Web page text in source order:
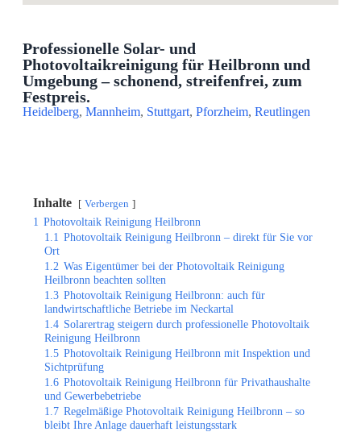
Professionelle Solar- und
Photovoltaikreinigung für Heilbronn und
Umgebung – schonend, streifenfrei, zum
Festpreis.
Heidelberg, Mannheim, Stuttgart, Pforzheim, Reutlingen
Inhalte Verbergen
1 Photovoltaik Reinigung Heilbronn
1.1 Photovoltaik Reinigung Heilbronn – direkt für Sie vor
Ort
1.2 Was Eigentümer bei der Photovoltaik Reinigung
Heilbronn beachten sollten
1.3 Photovoltaik Reinigung Heilbronn: auch für
landwirtschaftliche Betriebe im Neckartal
1.4 Solarertrag steigern durch professionelle Photovoltaik
Reinigung Heilbronn
1.5 Photovoltaik Reinigung Heilbronn mit Inspektion und
Sichtprüfung
1.6 Photovoltaik Reinigung Heilbronn für Privathaushalte
und Gewerbebetriebe
1.7 Regelmäßige Photovoltaik Reinigung Heilbronn – so
bleibt Ihre Anlage dauerhaft leistungsstark